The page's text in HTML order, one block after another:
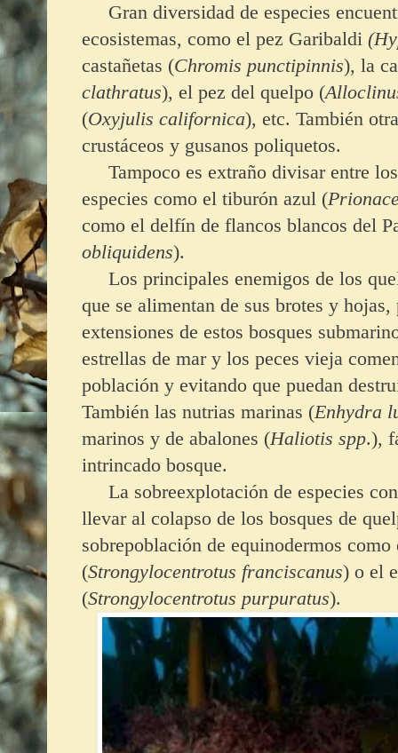
Gran diversidad de especies
ecosistemas, como el pez Garibaldi
castañetas (Chromis punctipinnis), la
clathratus), el pez del quelpo (
(Oxyjulis californica), etc. También
crustáceos y gusanos poliquetos.
Tampoco es extraño divisar entre
especies como el tiburón azul (
como el delfín de flancos blancos del
obliquidens).
Los principales enemigos de los
que se alimentan de sus brotes y
extensiones de estos bosques
estrellas de mar y los peces vieja
población y evitando que puedan
También las nutrias marinas (Enhydra
marinos y de abalones (Haliotis spp.),
intrincado bosque.
La sobreexplotación de especies
llevar al colapso de los bosques de
sobrepoblación de equinodermos
(Strongylocentrotus franciscanus) o el
(Strongylocentrotus purpuratus).